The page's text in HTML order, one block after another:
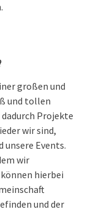
großen und
und tollen
Projekte
wir sind,
Events.
wir
hierbei
und der